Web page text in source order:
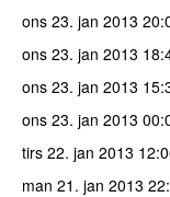
ons 23. jan 2013
ons 23. jan 2013
ons 23. jan 2013
ons 23. jan 2013
tirs 22. jan 2013
man 21. jan 2013